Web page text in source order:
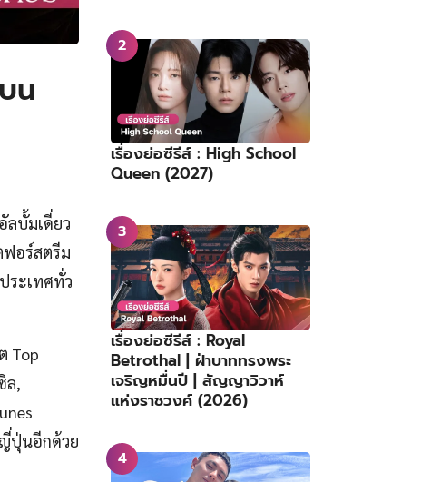
น
บั้มเดี่ยว
อร์สตรีม
ระเทศทั่ว
Top
ล,
ญี่ปุ่นอีกด้วย
เรื่องย่อซีรีส์ : High School
Queen (2027)
เรื่องย่อซีรีส์ : Royal
Betrothal | ฝ่าบาททรงพระ
เจริญหมื่นปี | สัญญาวิวาห์
แห่งราชวงศ์ (2026)